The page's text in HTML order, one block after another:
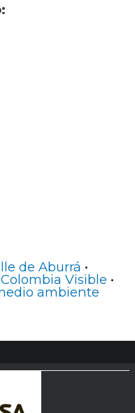
de Aburrá •
Colombia Visible •
ambiente